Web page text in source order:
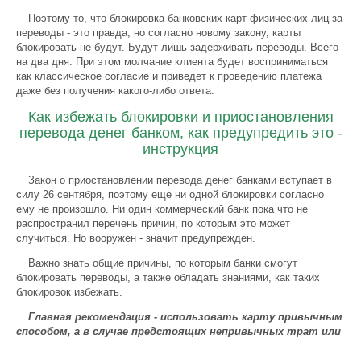
Поэтому то, что блокировка банковских карт физических лиц за
переводы - это правда, но согласно новому закону, карты
блокировать не будут. Будут лишь задерживать переводы. Всего
на два дня. При этом молчание клиента будет восприниматься
как классическое согласие и приведет к проведению платежа
даже без получения какого-либо ответа.
Как избежать блокировки и приостановления
перевода денег банком, как предупредить это -
инструкция
Закон о приостановлении перевода денег банками вступает в
силу 26 сентября, поэтому еще ни одной блокировки согласно
ему не произошло. Ни один коммерческий банк пока что не
распространил перечень причин, по которым это может
случиться. Но вооружен - значит предупрежден.
Важно знать общие причины, по которым банки смогут
блокировать переводы, а также обладать знаниями, как таких
блокировок избежать.
Главная рекомендация - использовать карту привычным
способом, а в случае предстоящих непривычных трат или